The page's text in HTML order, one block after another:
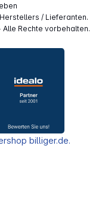
/ Lieferanten.
Rechte vorbehalten.